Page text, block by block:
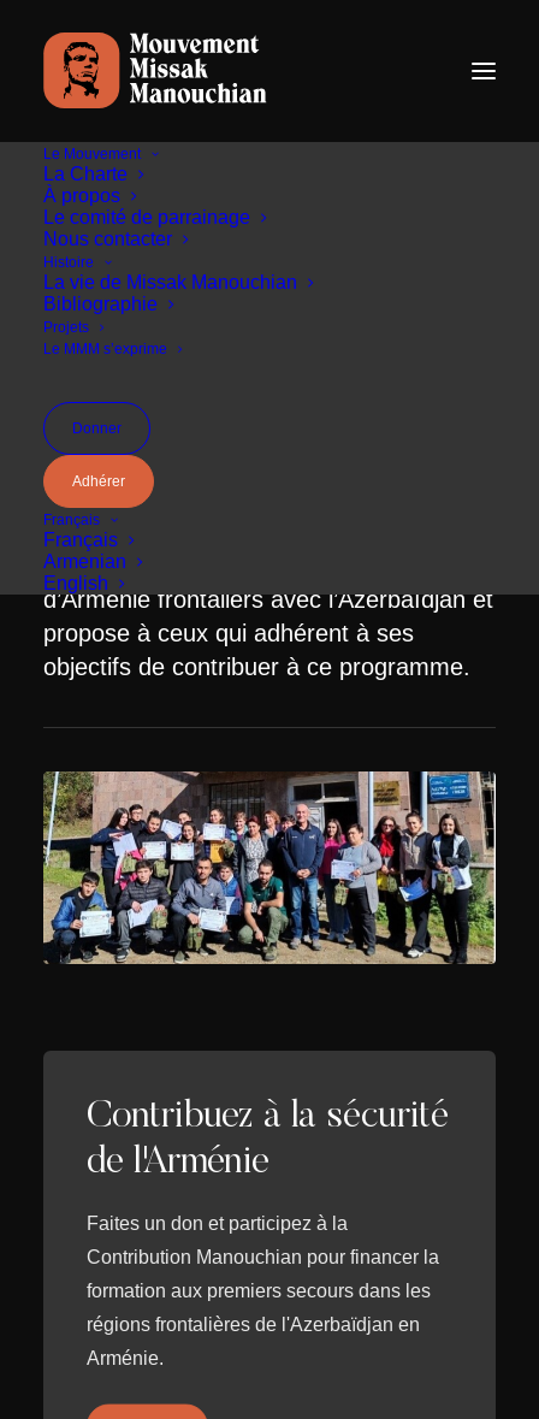
Le Mouvement
La Charte
À propos
Le comité de parrainage
Nous contacter
Histoire
La vie de Missak Manouchian
Bibliographie
Projets
Le MMM s’exprime
Donner
Adhérer
Français
Français
Armenian
English
Le Mouvement Missak Manouchian
(MMM) et Armenian Peace Initiative (API)
ont signé un partenariat, en vue de
renforcer le programme de formation aux
premiers secours dans des villages
d’Arménie frontaliers avec l’Azerbaïdjan et
propose à ceux qui adhérent à ses
objectifs de contribuer à ce programme.
Contribuez à la sécurité
de l'Arménie
Faites un don et participez à la
Contribution Manouchian pour financer la
formation aux premiers secours dans les
régions frontalières de l'Azerbaïdjan en
Arménie.